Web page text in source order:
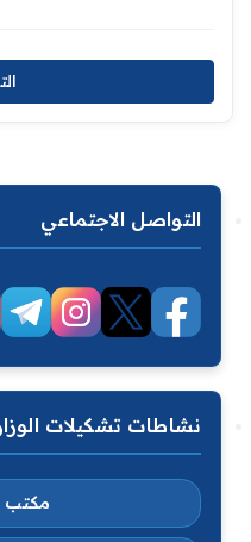
التواصل الاجتماعي
نشاطات تشكيلات
مكتب